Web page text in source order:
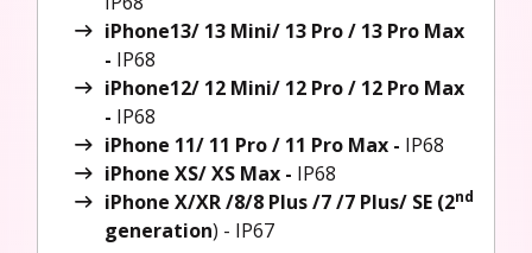
iPhone13/ 13 Mini/ 13 Pro / 13 Pro Max
- IP68
iPhone12/ 12 Mini/ 12 Pro / 12 Pro Max
- IP68
iPhone 11/ 11 Pro / 11 Pro Max - IP68
iPhone XS/ XS Max - IP68
iPhone X/XR /8/8 Plus /7 /7 Plus/ SE (2nd
generation) - IP67